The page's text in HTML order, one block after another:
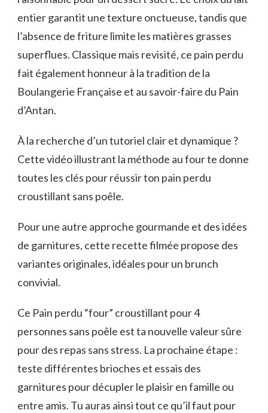
entier garantit une texture onctueuse, tandis que
l’absence de friture limite les matières grasses
superflues. Classique mais revisité, ce pain perdu
fait également honneur à la tradition de la
Boulangerie Française et au savoir-faire du Pain
d’Antan.
À la recherche d’un tutoriel clair et dynamique ?
Cette vidéo illustrant la méthode au four te donne
toutes les clés pour réussir ton pain perdu
croustillant sans poêle.
Pour une autre approche gourmande et des idées
de garnitures, cette recette filmée propose des
variantes originales, idéales pour un brunch
convivial.
Ce Pain perdu “four” croustillant pour 4
personnes sans poêle est ta nouvelle valeur sûre
pour des repas sans stress. La prochaine étape :
teste différentes brioches et essais des
garnitures pour décupler le plaisir en famille ou
entre amis. Tu auras ainsi tout ce qu’il faut pour